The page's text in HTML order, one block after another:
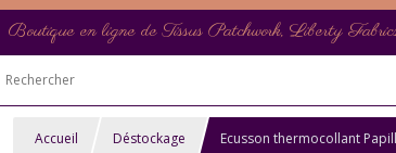
Boutique en ligne de Tissus Patchwork, Liberty
Accueil Déstockage Ecusson thermocollant